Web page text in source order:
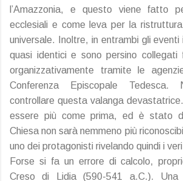
l’Amazzonia, e questo viene fatto
ecclesiali e come leva per la
universale. Inoltre, in entrambi gli
quasi identici e sono persino collegati
organizzativamente tramite le
Conferenza Episcopale
controllare questa valanga
essere più come prima, ed è stato
Chiesa non sarà nemmeno più
uno dei protagonisti rivelando quindi i
Forse si fa un errore di calcolo,
Creso di Lidia (590-541 a.C.). Una